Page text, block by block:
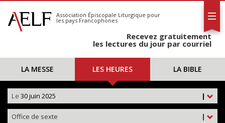
S'abonner
Calendrier
Association Épiscopale Liturgique pour
les pays Francophones
Recevez gratuitement
les lectures du jour par courriel
LA MESSE LES HEURES LA BIBLE
|
Le 30 juin 2025
|
Office de sexte